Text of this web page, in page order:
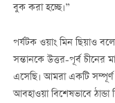
বুক করা হচ্ছে।”
পর্যটক ওয়াং মিন ছিয়াও
সন্তানকে উত্তর-পূর্ব চীনের
এসেছি। আমরা একটি
আবহাওয়া বিশেষভাবে